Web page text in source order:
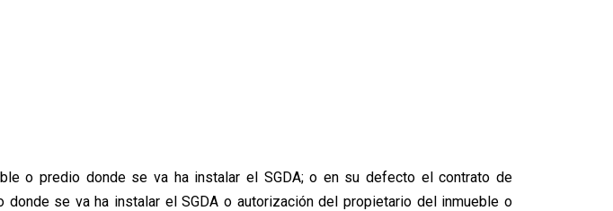
o predio donde se va ha instalar el SGDA; o en su defecto el contrato de
se va ha instalar el SGDA o autorización del propietario del inmueble o